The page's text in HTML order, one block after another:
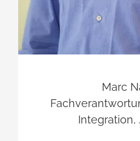
Marc
Integration,